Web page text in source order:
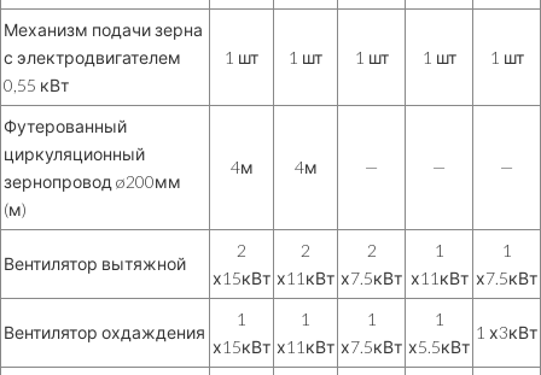
Механизм подачи зерна
с электродвигателем
0,55 кВт
1 шт 1 шт 1 шт 1 шт 1 шт
Футерованный
циркуляционный
зернопровод ø200мм
(м)
4м 4м — — —
Вентилятор вытяжной
2
х15кВт
2
х11кВт
2
х7.5кВт
1
х11кВт
1
х7.5кВт
Вентилятор охдаждения
1
х15кВт
1
х11кВт
1
х7.5кВт
1
х5.5кВт
1 х3кВт